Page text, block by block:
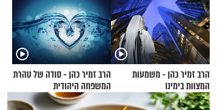
הרב זמיר כהן - משמעות
המצוות בימינו
הרב זמיר כהן - סודה של טהרת
המשפחה היהודית